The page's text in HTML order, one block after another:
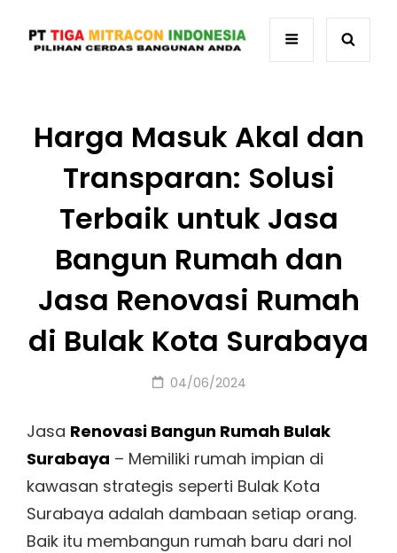
Harga Masuk Akal dan
Transparan: Solusi
Terbaik untuk Jasa
Bangun Rumah dan
Jasa Renovasi Rumah
di Bulak Kota Surabaya
Posted
04/06/2024
Jasa Renovasi Bangun Rumah Bulak
Surabaya – Memiliki rumah impian di
kawasan strategis seperti Bulak Kota
Surabaya adalah dambaan setiap orang.
Baik itu membangun rumah baru dari nol